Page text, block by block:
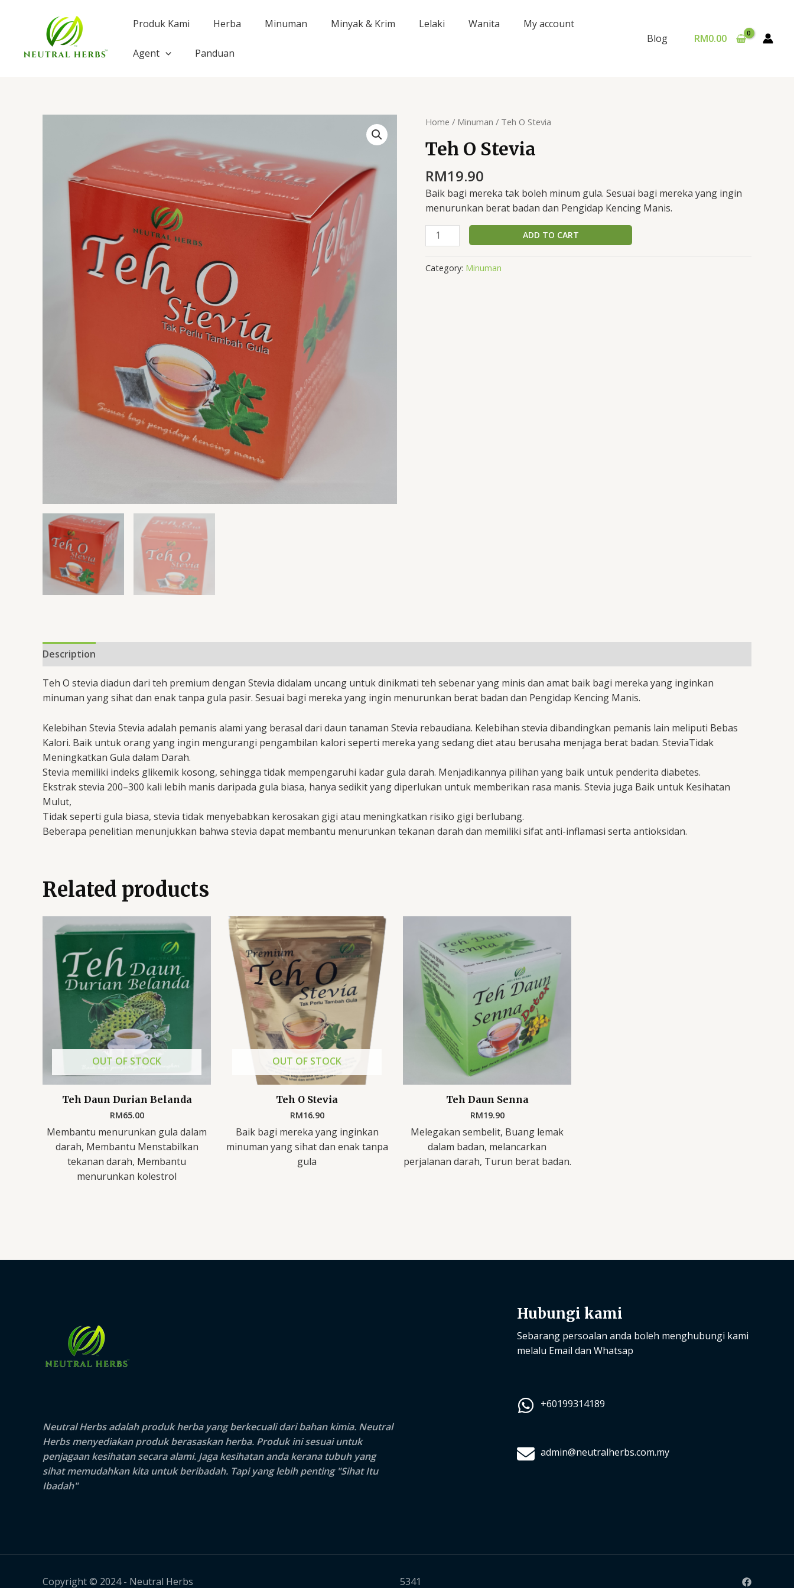
Produk Kami Herba Minuman Minyak & Krim Lelaki Wanita My account
Agent Panduan
Blog RM0.00
Home / Minuman / Teh O Stevia
Teh O Stevia
RM19.90
Baik bagi mereka tak boleh minum gula. Sesuai bagi mereka yang ingin
menurunkan berat badan dan Pengidap Kencing Manis.
Teh
Stevia
ADD TO CART
Category: Minuman
Description
Teh O stevia diadun dari teh premium dengan Stevia didalam uncang untuk dinikmati teh sebenar yang minis dan amat baik bagi mereka yang inginkan
minuman yang sihat dan enak tanpa gula pasir. Sesuai bagi mereka yang ingin menurunkan berat badan dan Pengidap Kencing Manis.
Kelebihan Stevia Stevia adalah pemanis alami yang berasal dari daun tanaman Stevia rebaudiana. Kelebihan stevia dibandingkan pemanis lain meliputi Bebas
Kalori. Baik untuk orang yang ingin mengurangi pengambilan kalori seperti mereka yang sedang diet atau berusaha menjaga berat badan. SteviaTidak
Meningkatkan Gula dalam Darah.
Stevia memiliki indeks glikemik kosong, sehingga tidak mempengaruhi kadar gula darah. Menjadikannya pilihan yang baik untuk penderita diabetes.
Ekstrak stevia 200–300 kali lebih manis daripada gula biasa, hanya sedikit yang diperlukan untuk memberikan rasa manis. Stevia juga Baik untuk Kesihatan
Mulut,
Tidak seperti gula biasa, stevia tidak menyebabkan kerosakan gigi atau meningkatkan risiko gigi berlubang.
Beberapa penelitian menunjukkan bahwa stevia dapat membantu menurunkan tekanan darah dan memiliki sifat anti-inflamasi serta antioksidan.
Related products
OUT OF STOCK
Teh Daun Durian Belanda
RM65.00
Membantu menurunkan gula dalam
darah, Membantu Menstabilkan
tekanan darah, Membantu
menurunkan kolestrol
OUT OF STOCK
Teh O Stevia
RM16.90
Baik bagi mereka yang inginkan
minuman yang sihat dan enak tanpa
gula
Teh Daun Senna
RM19.90
Melegakan sembelit, Buang lemak
dalam badan, melancarkan
perjalanan darah, Turun berat badan.
Neutral Herbs adalah produk herba yang berkecuali dari bahan kimia. Neutral
Herbsmenyediakan produk berasaskan herba. Produk ini sesuai untuk
penjagaan kesihatan secara alami. Jaga kesihatan anda kerana tubuh yang
sihat memudahkan kita untuk beribadah. Tapi yang lebih penting "Sihat Itu
Ibadah"
Hubungi kami
Sebarang persoalan anda boleh menghubungi kami
melalu Email dan Whatsap
+60199314189
admin@neutralherbs.com.my
Copyright © 2024 - Neutral Herbs 5341